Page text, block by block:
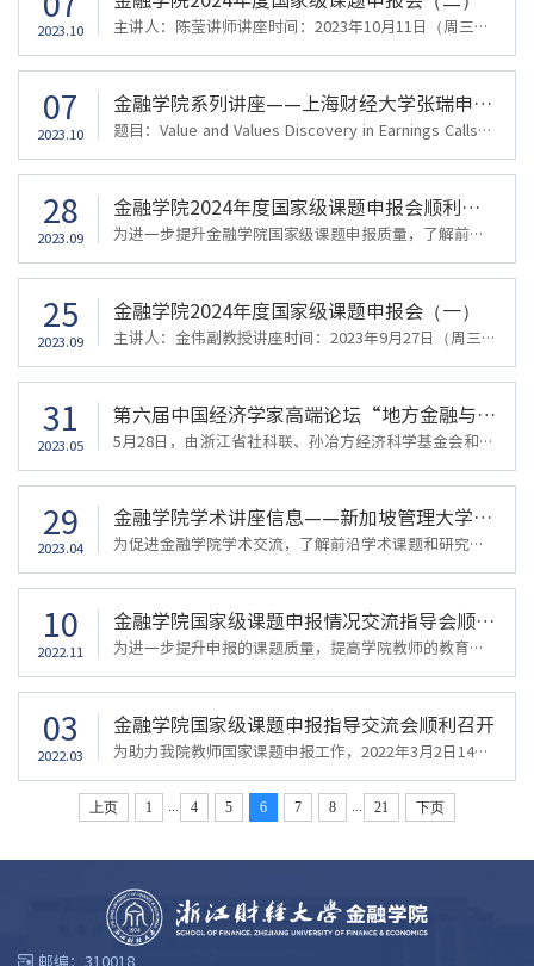
2023.10 主讲人：陈莹讲师讲座时间：2023年10月11日（周三）上午10:00讲座地点：金融学院422会议室金融学院2024年度国家级课题申报会（二）定于10月11日（周三）上午10:00在金融学院422会议室举行。此次课题申报指导会邀请今年获得国家自然科学基金青年项目资助的陈莹讲师为大家分享关于申报国家级课题的体会和申报经验。欢迎各位教师踊跃参加
07
2023.10
金融学院系列讲座——上海财经大学张瑞申副教授 Value and Values Discovery in Earnings Calls
题目：Value and Values Discovery in Earnings Calls时间：2023年10月12日（周四）10:00 – 11:30地点：金融学院422会议室主讲人简介：张瑞申上海财经大学副教授，博士生导师，研究成果发表于Journal of Finance,Management Science等国际顶级期刊，入选2021年上海市浦江人才计划。他于2020年在法兰克福金融管理学院获得经济学博士学位（Summa Cum Laude），并于2018 – 2019学年在麻省理工斯隆管理学院访学。他擅长将非结构化...
28
2023.09
金融学院2024年度国家级课题申报会顺利举行
为进一步提升金融学院国家级课题申报质量，了解前沿学术课题和研究方法，提高学院教师教育科研能力，2023年9月27日上午10：30，学院在422会议室召开了国家级项目申报辅导会，会议邀请金伟副教授为学院教师分享了关于申报国家级课题的经验与体会。本次会议由林祺副院长主持，十多名教师共同参加了本次申报指导会。会议开始，林祺副院长首先总结了金融学院近年来国家级课题申报相关情况，并鼓励学院教师积极参与申报国家和省部级...
25
2023.09
金融学院2024年度国家级课题申报会（一）
主讲人：金伟副教授讲座时间：2023年9月27日（周三）上午10:30讲座地点：金融学院422会议室金融学院2024年度国家级课题申报会（一）定于9月27日（周三）上午10:30在金融学院422会议室举行。此次课题申报指导会邀请今年获得国家自然科学基金面上项目资助的金伟副教授为大家分享关于申报国家级课题的体会和申报经验。欢迎各位教师踊跃参加
31
2023.05
第六届中国经济学家高端论坛“地方金融与中国式现代化”分论坛顺利举行
5月28日，由浙江省社科联、孙冶方经济科学基金会和我校联合主办，金融学院、中国金融研究院、浙江财经大学金融创新与普惠金融研究中心承办的第六届中国经济学家高端论坛“地方金融与中国式现代化”分论坛在下沙校区举行。大连理工大学经济管理学院李延喜教授、重庆理工大学经济金融学院院长邱冬阳教授、北京师范大学经济与工商管理学院金融系主任胡海峰教授、北京师范大学统计学院金融统计系主任陈梦根教授、湖南师范大学潇湘学...
29
2023.04
金融学院学术讲座信息——新加坡管理大学李伟凯教授
为促进金融学院学术交流，了解前沿学术课题和研究方法，提高我院师生学术素养，2023年4月28日下午3：30，新加坡管理大学李伟凯教授来金融学院进行学术交流分享会，金融学院王聪聪院长和七位教师共同参加了本次分享会。本次会议由王聪聪院长主持。会议开始之际，王聪聪院长向老师与同学介绍了李伟凯教授的基本情况、研究领域、学术成果以及主要经历。主讲人简介：李伟凯：香港科技大学金融学博士，特许金融分析师(CFA)，现就职于...
10
2022.11
金融学院国家级课题申报情况交流指导会顺利召开
为进一步提升申报的课题质量，提高学院教师的教育科研能力，2022年11月9日下午1:30，李占荣副校长、金通处长、邵艳波副处长、迮勇老师和俞晓老师一行来金融学院对国家级课题申报情况进行交流指导。学院王聪聪院长，林祺副院长和十余位相关教师参加了此次会议。会议由王聪聪院长主持。邵艳波副处长首先总结了金融学院的五年内国家级课题申报相关情况，并对学校和学院的整体发展进行了对比分析。金通处长对国家级课题的选题重要性...
03
2022.03
金融学院国家级课题申报指导交流会顺利召开
为助力我院教师国家课题申报工作，2022年3月2日14：00，金融学院国家级课题申报指导交流会于学院楼422会议室举行。参会人员有金融学院院长陈荣达，副院长林祺、金融系主任金骋路及众多今年拟申报课题的学院教师，会议就课题申请书撰写中遇到的各种问题和难点进行深入的讨论和交流。会上各教师汇报了自己的课题申报内容，陈荣达院长等指导老师首先对课题申报书的优秀之处表示认可，并就存在的问题提出了点评和改进的方向。金融学...
上页 1 4 5 6 7 8 21 下页
邮编：310018